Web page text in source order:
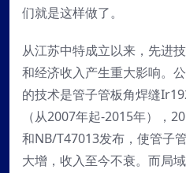
们就是这样做了。
从江苏中特成立以来，先进
和经济收入产生重大影响。
的技术是管子管板角焊缝
（从2007年起-2015年），
和NB/T47013发布，使管子
大增，收入至今不衰。而局